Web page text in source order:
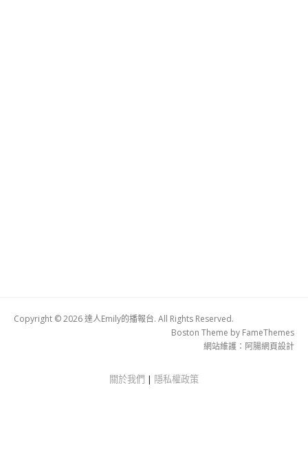
Copyright © 2026 達人Emily的播報台. All Rights Reserved.
Boston Theme by FameThemes
網站維護： 阿腸網頁設計
關於我們 | 隱私權政策